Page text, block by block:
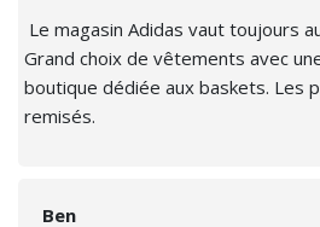
Le magasin Adidas vaut toujours
Grand choix de vêtements avec
boutique dédiée aux baskets. Les
remisés.
Ben